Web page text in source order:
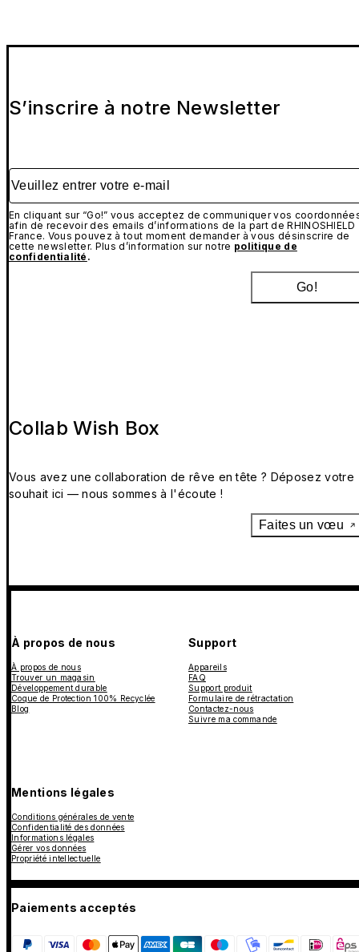
S’inscrire à notre Newsletter
Veuillez entrer votre e-mail
En cliquant sur “Go!” vous acceptez de communiquer vos
afin de recevoir des emails d’informations de la part de RHINOSHIELD
France. Vous pouvez à tout moment demander à vous désinscrire de
cette newsletter. Plus d’information sur notre politique de
confidentialité .
Go!
Collab Wish Box
Vous avez une collaboration de rêve en tête ? Déposez votre
souhait ici — nous sommes à l'écoute !
Faites un vœu
À propos de nous
À propos de nous
Trouver un magasin
Développement durable
Coque de Protection 100% Recyclée
Blog
Support
Appareils
FAQ
Support produit
Formulaire de rétractation
Contactez-nous
Suivre ma commande
Mentions légales
Conditions générales de vente
Confidentialité des données
Informations légales
Gérer vos données
Propriété intellectuelle
Paiements acceptés